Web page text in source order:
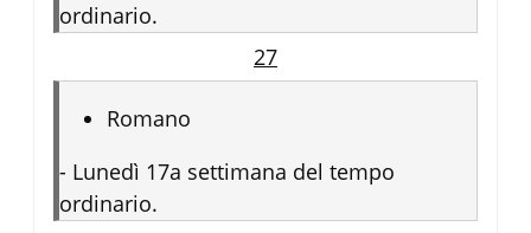
ordinario.
27
Romano
- Lunedì 17a settimana del tempo
ordinario.